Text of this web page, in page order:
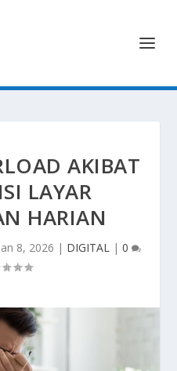
AKIBAT
LAYAR
HARIAN
Jan 8, 2026 | DIGITAL | 0